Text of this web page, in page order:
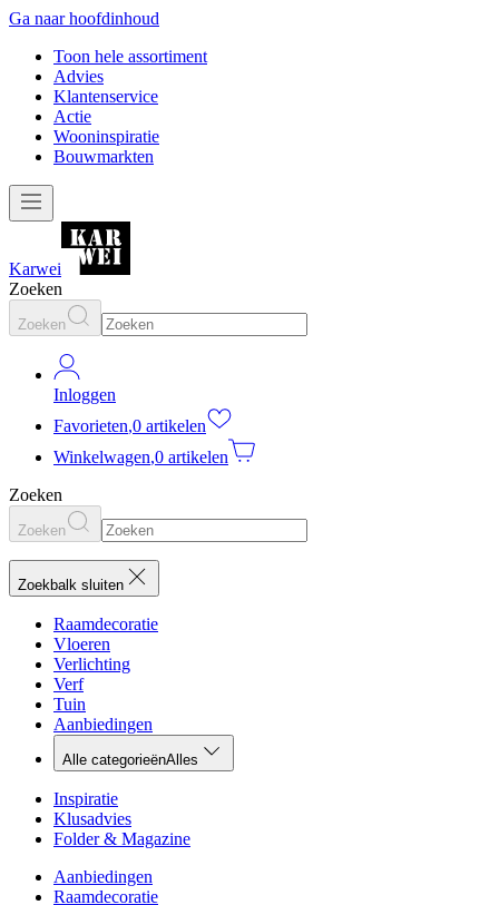
Ga naar hoofdinhoud
Toon hele assortiment
Advies
Klantenservice
Actie
Wooninspiratie
Bouwmarkten
Karwei
Zoeken
Zoeken
Inloggen
Favorieten,0 artikelen
Winkelwagen,0 artikelen
Zoeken
Zoeken
Zoekbalk sluiten
Raamdecoratie
Vloeren
Verlichting
Verf
Tuin
Aanbiedingen
Alle categorieënAlles
Inspiratie
Klusadvies
Folder & Magazine
Aanbiedingen
Raamdecoratie